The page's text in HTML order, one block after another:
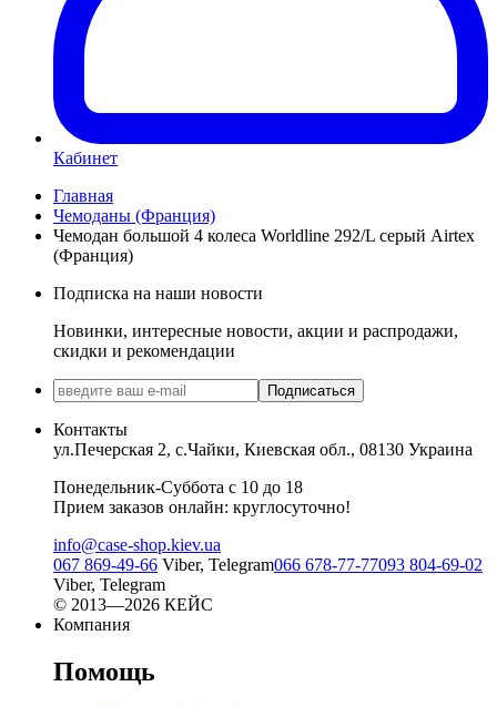
Кабинет
Главная
Чемоданы (Франция)
Чемодан большой 4 колеса Worldline 292/L серый Airtex
(Франция)
Подписка на наши новости
Новинки, интересные новости, акции и распродажи,
скидки и рекомендации
Подписаться
Контакты
ул.Печерская 2, с.Чайки, Киевская обл., 08130 Украина
Понедельник-Суббота с 10 до 18
Прием заказов онлайн: круглосуточно!
info@case-shop.kiev.ua
067 869-49-66 Viber, Telegram066 678-77-77093 804-69-02
Viber, Telegram
© 2013—2026 КЕЙС
Компания
Помощь